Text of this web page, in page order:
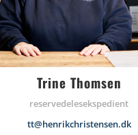
Trine Thomsen
reservedelesekspedient
tt@henrikchristensen.dk